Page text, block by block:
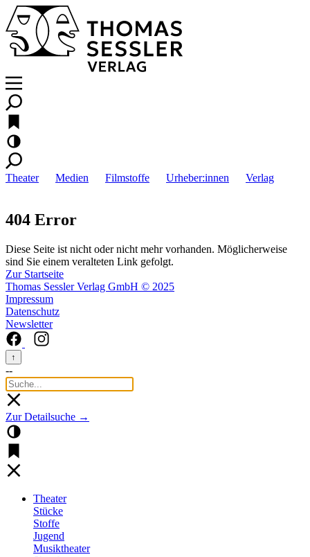
Theater Medien Filmstoffe Urheber:innen Verlag
404 Error
Diese Seite ist nicht oder nicht mehr vorhanden. Möglicherweise
sind Sie einem veralteten Link gefolgt.
Zur Startseite
Thomas Sessler Verlag GmbH © 2025
Impressum
Datenschutz
Newsletter
↑
--
Zur Detailsuche →
Theater
Stücke
Stoffe
Jugend
Musiktheater